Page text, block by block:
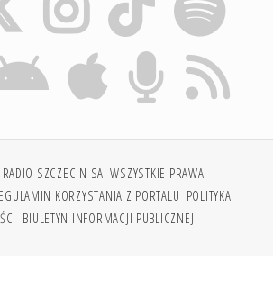
SZCZECIN SA. WSZYSTKIE PRAWA
KORZYSTANIA Z PORTALU POLITYKA
BIULETYN INFORMACJI PUBLICZNEJ